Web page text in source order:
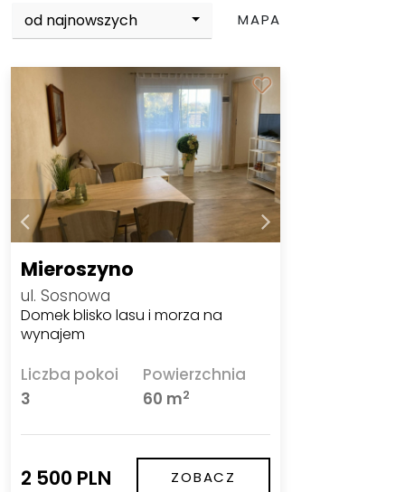
od najnowszych
MAPA
Mieroszyno
ul. Sosnowa
Domek blisko lasu i morza na
wynajem
Liczba pokoi
3
Powierzchnia
60 m2
2 500 PLN ZOBACZ